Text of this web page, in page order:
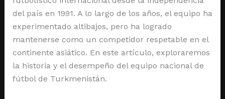
del país en 1991. A lo largo de los años, el equipo ha
experimentado altibajos, pero ha logrado
mantenerse como un competidor respetable en el
continente asiático. En este artículo, exploraremos
la historia y el desempeño del equipo nacional de
fútbol de Turkmenistán.